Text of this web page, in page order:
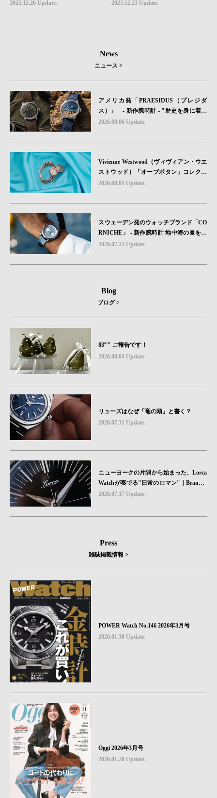
2025.12.26 Update. 2025.12.23 Update.
News
ニュース >
アメリカ発「PRAESIDUS（プレジダ
ス）」 - 新作腕時計 - "歴史を身に着け
る“ -戦場を駆け抜けたWillys MBのボンネ
砂を文字盤に閉じ込めた「A-11」コレク
2026.08.06 Update.
Vivienne Westwood（ヴィヴィアン・ウエ
ストウッド）「オーブボタン」コレクシ
ョンに、⽇本限定カラーのローズゴール
2026.08.05 Update.
スウェーデン発のウォッチブランド「CO
RNICHE」 - 新作腕時計 地中海の夏を映
す、爽やかなブルーダイヤル「Heritage C
2026.07.22 Update.
Blog
ブログ >
83º'" ご報告です！
2026.08.04 Update.
リューズはなぜ「竜の頭」と書く？
2026.07.31 Update.
ニューヨークの片隅から始まった、Lorca
Watchが奏でる"日常のロマン"｜Brand P
icks #08
2026.07.17 Update.
Press
雑誌掲載情報 >
POWER Watch No.146 2026年3月号
2026.01.30 Update.
Oggi 2026年3月号
2026.01.28 Update.